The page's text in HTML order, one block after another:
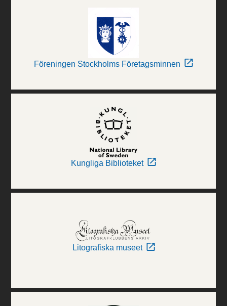
Föreningen Stockholms Företagsminnen
Kungliga Biblioteket
Litografiska museet